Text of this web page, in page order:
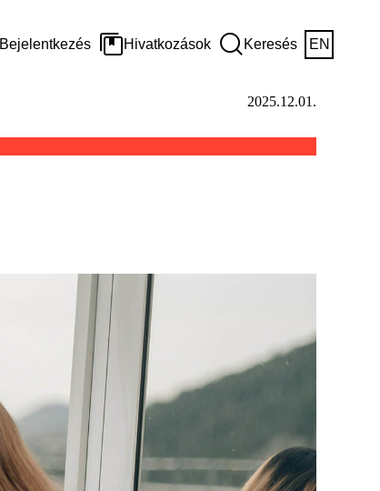
Bejelentkezés Hivatkozások Keresés EN
2025.12.01.